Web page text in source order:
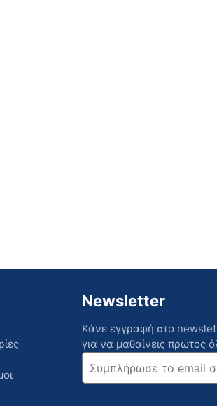
Newsletter
Κάνε εγγραφή στο
για να μαθαίνεις πρώτος